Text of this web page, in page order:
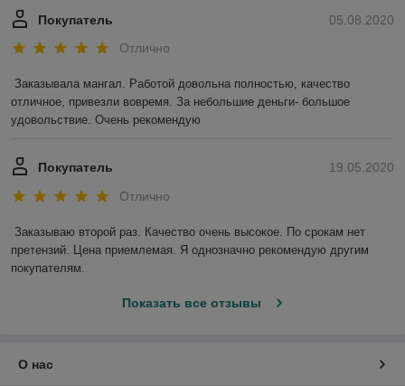
05.08.2020
Покупатель
Отлично
Заказывала мангал. Работой довольна полностью, качество
отличное, привезли вовремя. За небольшие деньги- большое
удовольствие. Очень рекомендую
19.05.2020
Покупатель
Отлично
Заказываю второй раз. Качество очень высокое. По срокам нет
претензий. Цена приемлемая. Я однозначно рекомендую другим
покупателям.
Показать все отзывы
О нас